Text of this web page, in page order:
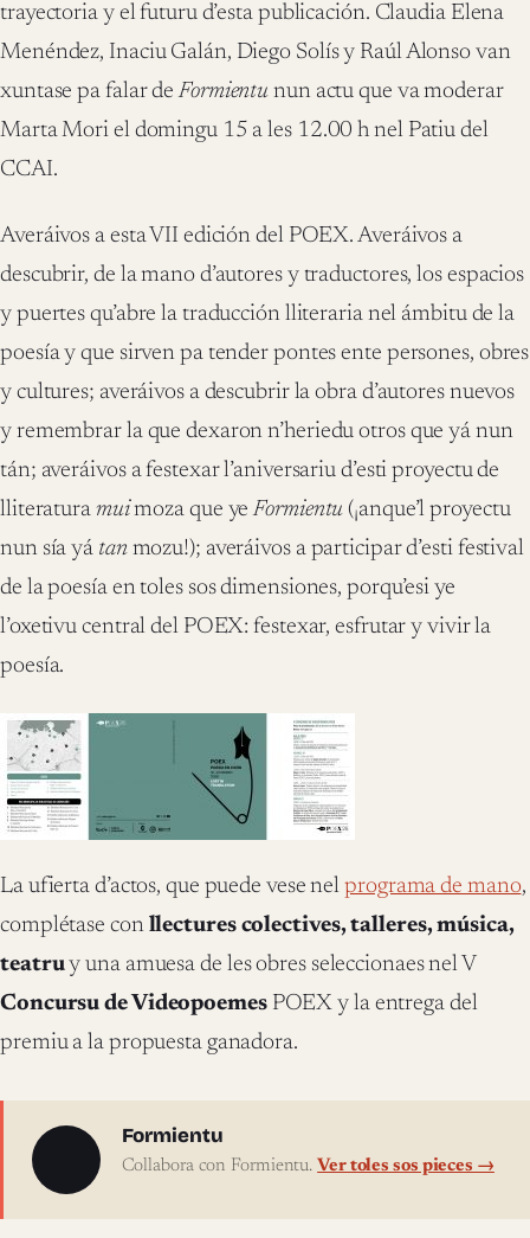
trayectoria y el futuru d’esta publicación. Claudia Elena
Menéndez, Inaciu Galán, Diego Solís y Raúl Alonso van
xuntase pa falar deFormientu nun actu que va moderar
Marta Mori el domingu 15 a les 12.00 h nel Patiu del
CCAI.
Averáivos a esta VII edición del POEX. Averáivos a
descubrir, de la mano d’autores y traductores, los espacios
y puertes qu’abre la traducción lliteraria nel ámbitu de la
poesía y que sirven pa tender pontes ente persones, obres
y cultures; averáivos a descubrir la obra d’autores nuevos
y remembrar la que dexaron n’heriedu otros que yá nun
tán; averáivos a festexar l’aniversariu d’esti proyectu de
lliteratura muimoza que yeFormientu (¡anque’l proyectu
nun sía yá tanmozu!); averáivos a participar d’esti festival
de la poesía en toles sos dimensiones, porqu’esi ye
l’oxetivu central del POEX: festexar, esfrutar y vivir la
poesía.
La ufierta d’actos, que puede vese nelprograma de mano,
complétase con llectures colectives, talleres, música,
teatruy una amuesa de les obres seleccionaes nel V
Concursu de VideopoemesPOEX y la entrega del
premiu a la propuesta ganadora.
Sobre l'autor
Formientu
Collabora con Formientu. Ver toles sos pieces →